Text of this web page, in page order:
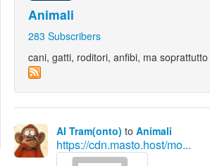
Best
:LISTS
Edit
Edit
Search
Animali
283 Subscribers
cani, gatti, roditori, anfibi, ma
Al Tram(onto) to Animali
https://cdn.masto.host/mo...